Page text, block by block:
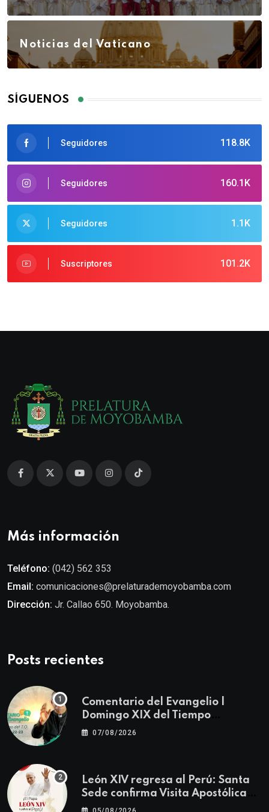
Noticias del Vaticano
SÍGUENOS
118.8K
Seguidores
160.1K
Seguidores
1.1K
Seguidores
101.2K
Suscriptores
Más información
Teléfono: (042) 562 353
Email: comunicaciones@prelaturademoyobamba.com
Dirección: Jr. Callao 650. Moyobamba.
Posts recientes
Comentario del Evangelio |
Domingo XIX del Tiempo
Ordinario | Mateo 14, 22-23
07/08/2026
León XIV regresa al Perú: Santa
Sede confirma Visita Apostólica
del 11 al 17 de noviembre